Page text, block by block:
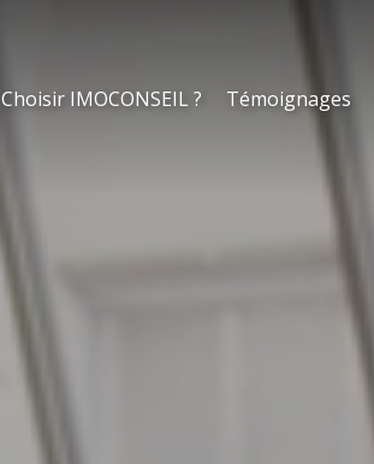
Choisir IMOCONSEIL ? Témoignages